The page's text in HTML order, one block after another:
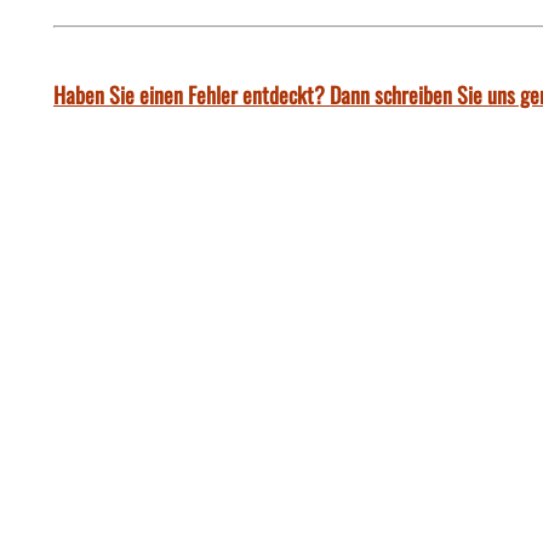
Haben Sie einen Fehler entdeckt? Dann schreiben Sie uns